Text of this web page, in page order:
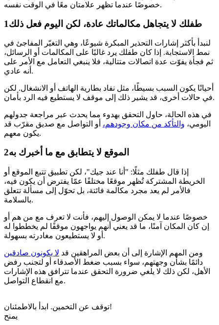
خصوصًا عندما تظهر علامتان معًا في الوقت نفسه.
1طفلك لا يتجاهل مكالماتك عادة، لكن اليوم فعل ذلك
لنبدأ بأكثر إشارات التحذير المبكرة شيوعًا، وهي التغيّر المفاجئ في
نمط الاستجابة. إذا كان طفلك يرد غالبًا على المكالمات أو الرسائل،
ثم فجأة يفوّت عدة اتصالات متتالية، فلا ينبغي التعامل مع الأمر على
أنه عادي.
أحيانًا يكون السبب بسيطًا، مثل نفاد بطارية الهاتف أو الانشغال. لكن
في حالات أخرى، قد يشير ذلك إلى موقف لا يستطيع فيه الرد بأمان.
في هذه الحالة، حاول التحقق بهدوء مما يحدث عبر مراجعة جدولهم
اليومي، والتأكد من مكان وجودهم، أو التواصل مع صديق مقرّب قد
يكون معهم.
2الموقع لا يتطابق مع ما أخبرك به
إذا قال طفلك مثلًا: "أنا عند جيك"، لكن تطبيق تتبع الموقع أو
الخريطة المشتركة تُظهر موقعًا مختلفًا عمّا يفترض أن يكون فيه،
فالأمر لم يعد مجرد مكالمة فائتة، بل تحوّل إلى مسألة تتعلق
بالسلامة.
خصوصًا عندما لا يمكن الوصول إليهم، فأنت لا تعرف مع من هم أو
إن كان المكان آمنًا، ما قد يعني أنهم يواجهون موقفًا لم يخططوا له
أو لا يستطيعون مغادرته بسهولة.
ومن المهم الإشارة إلى أن بعض المراهقين قد لا يكونون صادقين
دائمًا بشأن وجهتهم، سواء بسبب ضغط الأصدقاء أو لتجنب رفض
الأهل، لكن ذلك لا يلغي ضرورة التحقق عندما تترافق هذه الإشارات
مع انقطاع التواصل.
توقف عن التخمين. ابدأ بالاطمئنان!
يمنح